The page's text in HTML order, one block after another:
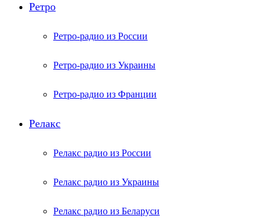
Ретро
Ретро-радио из России
Ретро-радио из Украины
Ретро-радио из Франции
Релакс
Релакс радио из России
Релакс радио из Украины
Релакс радио из Беларуси